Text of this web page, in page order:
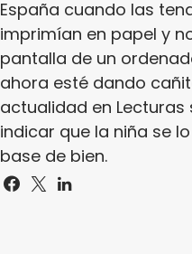
España cuando las
imprimían en papel y
pantalla de un
ahora esté dando
actualidad en Lecturas
indicar que la niña se
base de bien.